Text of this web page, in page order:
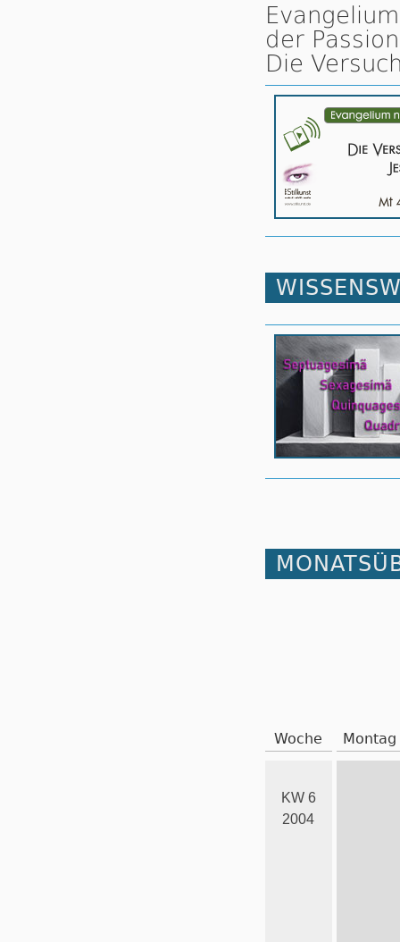
der
Die
Woche Montag
KW 6
2004